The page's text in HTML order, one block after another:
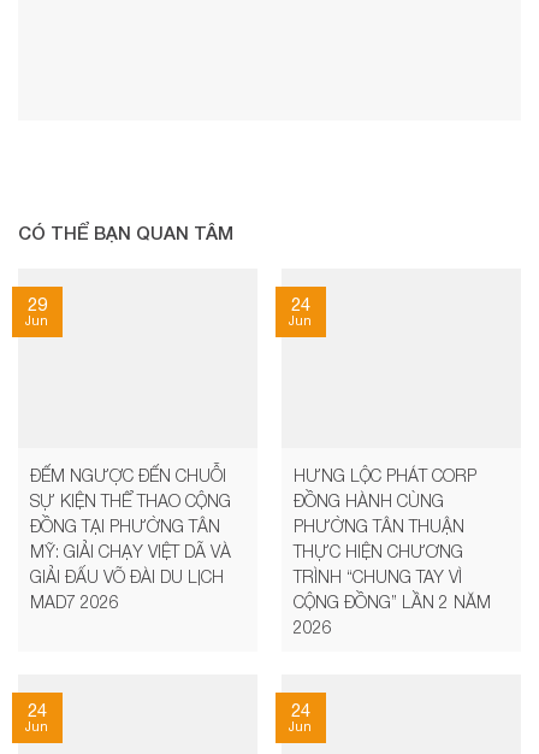
CÓ THỂ BẠN QUAN TÂM
ĐẾM NGƯỢC ĐẾN CHUỖI
SỰ KIỆN THỂ THAO CỘNG
ĐỒNG TẠI PHƯỜNG TÂN
MỸ: GIẢI CHẠY VIỆT DÃ VÀ
GIẢI ĐẤU VÕ ĐÀI DU LỊCH
MAD7 2026
29
Jun
HƯNG LỘC PHÁT CORP
ĐỒNG HÀNH CÙNG
PHƯỜNG TÂN THUẬN
THỰC HIỆN CHƯƠNG
TRÌNH “CHUNG TAY VÌ
CỘNG ĐỒNG” LẦN 2 NĂM
2026
24
Jun
24
Jun
24
Jun